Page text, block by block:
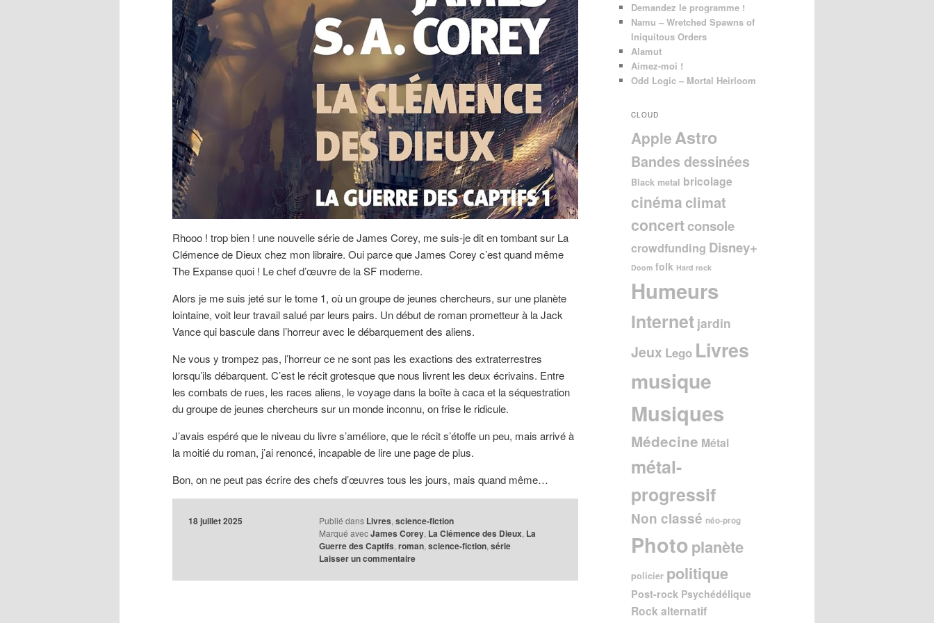
Rhooo ! trop bien ! une nouvelle série de James Corey, me suis-je dit en tombant sur La
Clémence de Dieux chez mon libraire. Oui parce que James Corey c’est quand même
The Expanse quoi ! Le chef d’œuvre de la SF moderne.
Alors je me suis jeté sur le tome 1, où un groupe de jeunes chercheurs, sur une planète
lointaine, voit leur travail salué par leurs pairs. Un début de roman prometteur à la Jack
Vance qui bascule dans l’horreur avec le débarquement des aliens.
Ne vous y trompez pas, l’horreur ce ne sont pas les exactions des extraterrestres
lorsqu’ils débarquent. C’est le récit grotesque que nous livrent les deux écrivains. Entre
les combats de rues, les races aliens, le voyage dans la boîte à caca et la séquestration
du groupe de jeunes chercheurs sur un monde inconnu, on frise le ridicule.
J’avais espéré que le niveau du livre s’améliore, que le récit s’étoffe un peu, mais arrivé à
la moitié du roman, j’ai renoncé, incapable de lire une page de plus.
Bon, on ne peut pas écrire des chefs d’œuvres tous les jours, mais quand même…
18 juillet 2025 Publié dans Livres,science-fiction
Marqué avec James Corey, La Clémence des Dieux, La
Guerre des Captifs,roman,science-fiction,série
Laisser un commentaire
Demandez le programme !
Namu – Wretched Spawns of
Iniquitous Orders
Alamut
Aimez-moi !
Odd Logic – Mortal Heirloom
CLOUD
Apple Astro
Bandes dessinées
Black metal bricolage
cinéma climat
concertconsole
crowdfunding Disney+
Doom folk Hard rock
Humeurs
Internet jardin
Jeux Lego Livres
musique
Musiques
Médecine Métal
métal-
progressif
Non classé néo-prog
Photo planète
policier politique
Post-rock Psychédélique
Rock alternatif